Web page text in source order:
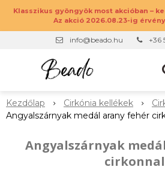
Klasszikus gyöngyök most akcióban –
Az akció 2026.08.23-ig
info@beado.hu +36
Kezdőlap Cirkónia kellékek
Angyalszárnyak medál arany fehér
Angyalszárnyak
cirkonnal